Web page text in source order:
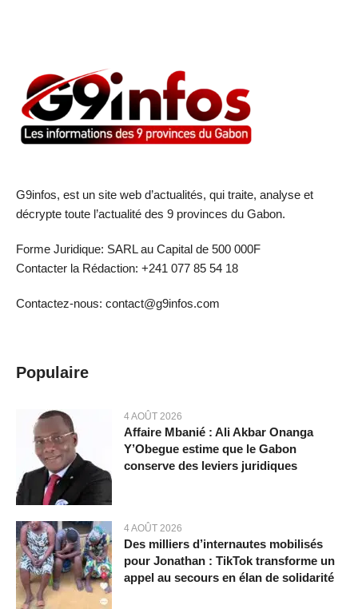
G9infos, est un site web d’actualités, qui traite, analyse et
décrypte toute l’actualité des 9 provinces du Gabon.
Forme Juridique: SARL au Capital de 500 000F
Contacter la Rédaction: +241 077 85 54 18
Contactez-nous: contact@g9infos.com
Populaire
4 AOÛT 2026
Affaire Mbanié : Ali Akbar Onanga
Y’Obegue estime que le Gabon
conserve des leviers juridiques
4 AOÛT 2026
Des milliers d’internautes mobilisés
pour Jonathan : TikTok transforme un
appel au secours en élan de solidarité